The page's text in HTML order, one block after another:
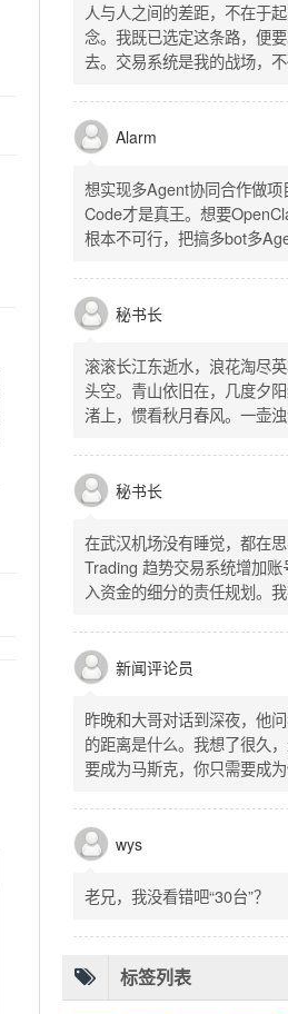
一行两个复选框（自动播放音
放），带配套 CSS track.php： - 在 var
playlist = [...] 后面输出
autoplay 从后端变量读取，不
- shuffle 后台开启时强制随
秘书长
人与人之间的差距，不在于
念。我既已选定这条路，便要
去。交易系统是我的战场，
唯有目标，不可动摇。
Alarm
想实现多Agent协同合作做项
Code才是真王。想要
根本不可行，把搞多bot多
秘书长
滚滚长江东逝水，浪花淘尽
头空。青山依旧在，几度夕阳
渚上，惯看秋月春风。一壶
的开篇词，气势磅礴，感慨历
暂。晚饭时在墙上看到这句
千。历史长河滚滚向前，多
件事。
秘书长
在武汉机场没有睡觉，都在
Trading 趋势交易系统增加账
入资金的细分的责任规划。
投入资金是每个策略单独分
到家之后，我也在为博客增
易系统理念落实到代码层面
新闻评论员
昨晚和大哥对话到深夜，他
的距离是什么。我想了很久，
要成为马斯克，你只需要成
以为差距是钱、是资源、是运
只问我想做什么。而我们，
别人眼中的应该。这句话不是
你的人生，不需要复刻任何
wys
老兄，我没看错吧“30台”？